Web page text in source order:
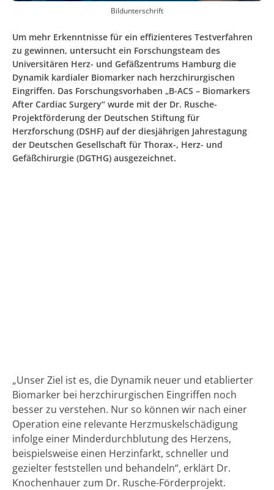
Bildunterschrift
Um mehr Erkenntnisse für ein effizienteres Testverfahren
zu gewinnen, untersucht ein Forschungsteam des
Universitären Herz- und Gefäßzentrums Hamburg die
Dynamik kardialer Biomarker nach herzchirurgischen
Eingriffen. Das Forschungsvorhaben „B-ACS – Biomarkers
After Cardiac Surgery“ wurde mit der Dr. Rusche-
Projektförderung der Deutschen Stiftung für
Herzforschung (DSHF) auf der diesjährigen Jahrestagung
der Deutschen Gesellschaft für Thorax-, Herz- und
Gefäßchirurgie (DGTHG) ausgezeichnet.
„Unser Ziel ist es, die Dynamik neuer und etablierter
Biomarker bei herzchirurgischen Eingriffen noch
besser zu verstehen. Nur so können wir nach einer
Operation eine relevante Herzmuskelschädigung
infolge einer Minderdurchblutung des Herzens,
beispielsweise einen Herzinfarkt, schneller und
gezielter feststellen und behandeln“, erklärt Dr.
Knochenhauer zum Dr. Rusche-Förderprojekt.